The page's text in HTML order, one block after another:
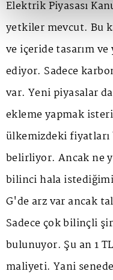
Elektrik Piyasası
yetkiler mevcut. Bu
ve içeride tasarım ve
ediyor. Sadece
var. Yeni piyasalar
ekleme yapmak
ülkemizdeki fiyatları
belirliyor. Ancak ne
bilinci hala
G'de arz var ancak
Sadece çok bilinçli
bulunuyor. Şu an 1
maliyeti. Yani